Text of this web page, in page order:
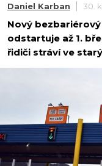
Daniel Karban 30.
Nový
odstartuje až 1.
řidiči stráví ve